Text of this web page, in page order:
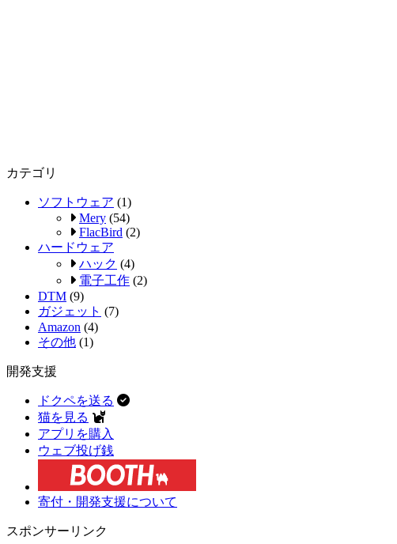
カテゴリ
ソフトウェア (1)
Mery (54)
FlacBird (2)
ハードウェア
ハック (4)
電子工作 (2)
DTM (9)
ガジェット (7)
Amazon (4)
その他 (1)
開発支援
ドクペを送る
猫を見る
アプリを購入
ウェブ投げ銭
寄付・開発支援について
スポンサーリンク